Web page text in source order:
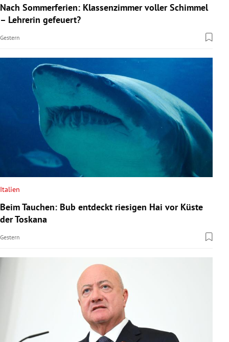
Nach Sommerferien: Klassenzimmer voller Schimmel
– Lehrerin gefeuert?
Gestern
Italien
Beim Tauchen: Bub entdeckt riesigen Hai vor Küste
der Toskana
Gestern